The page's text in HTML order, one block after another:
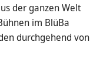
der ganzen Welt
im BlüBa
durchgehend von